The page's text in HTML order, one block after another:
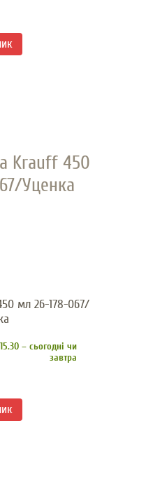
мл 26-178-067/
– сьогодні чи
завтра